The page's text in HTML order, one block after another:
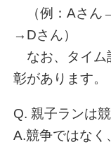
（例：Aさん
→Dさん）
なお、タイム
彰があります。
Q. 親子ランは
A.競争ではなく